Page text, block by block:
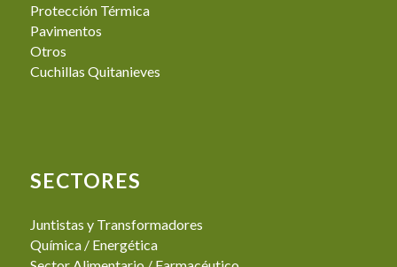
Protección Térmica
Pavimentos
Otros
Cuchillas Quitanieves
SECTORES
Juntistas y Transformadores
Química / Energética